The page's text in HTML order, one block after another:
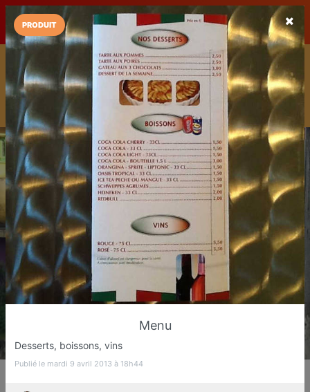
LaCarte LaCarte sur
Play Store
Installez l'App LaCarte
Téléchargez gratuitement l'app LaCarte pour suivre vos
commerces favoris et ne rien rater !
Télécharger Plus tard
PRODUIT
Menu
Desserts, boissons, vins
Publié le mardi 9 avril 2013 à 18h44